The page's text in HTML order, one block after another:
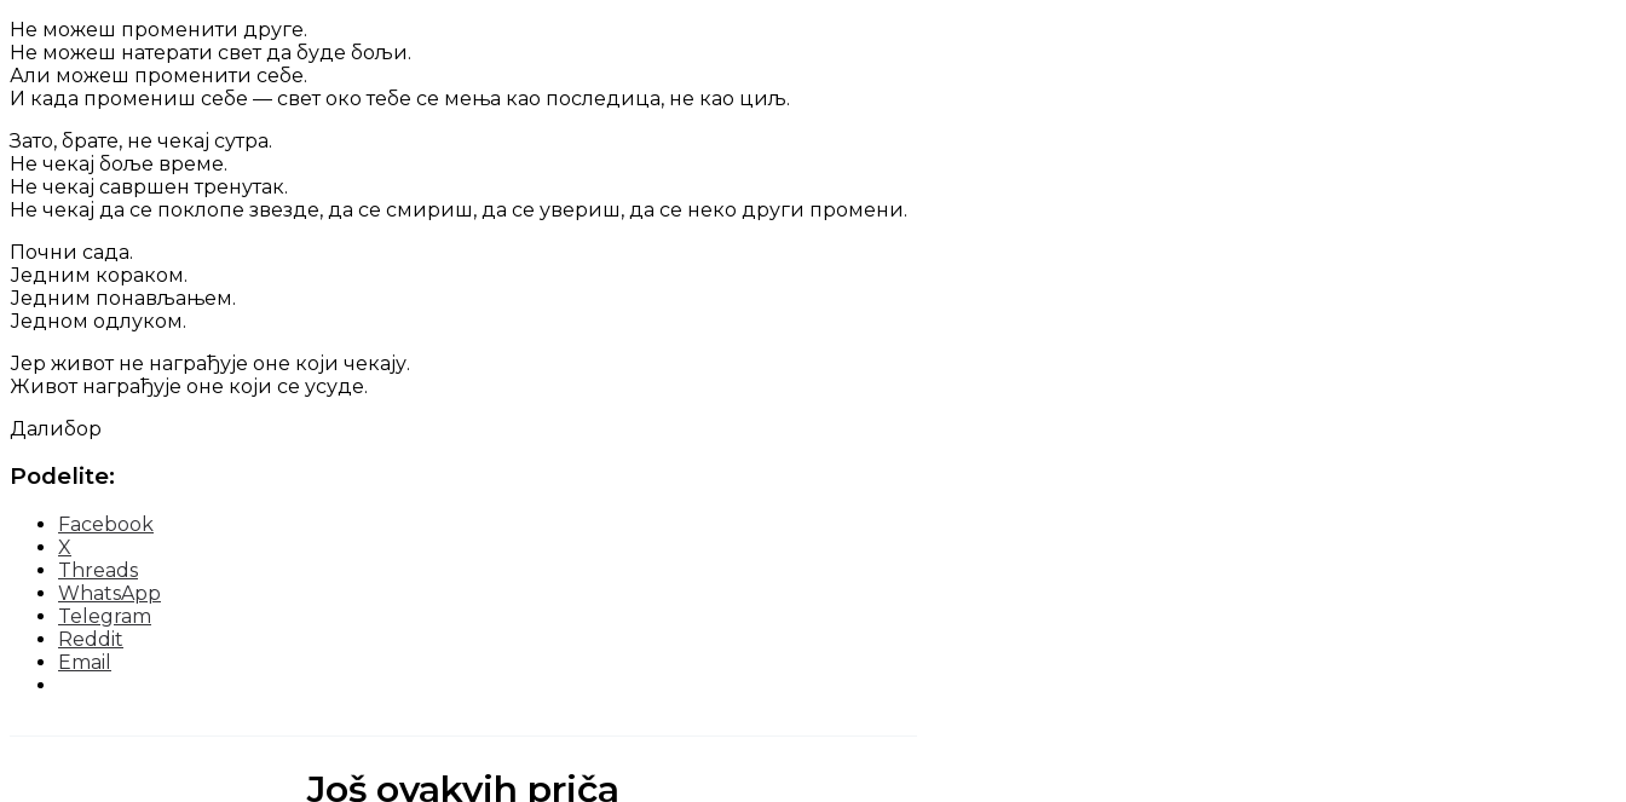
Не можеш променити друге.
Не можеш натерати свет да буде бољи.
Али можеш променити себе.
И када промениш себе — свет око тебе се мења као последица, не као циљ.
Зато, брате, не чекај сутра.
Не чекај боље време.
Не чекај савршен тренутак.
Не чекај да се поклопе звезде, да се смириш, да се увериш, да се неко други промени.
Почни сада.
Једним кораком.
Једним понављањем.
Једном одлуком.
Јер живот не награђује оне који чекају.
Живот награђује оне који се усуде.
Далибор
Podelite:
Facebook
X
Threads
WhatsApp
Telegram
Reddit
Email
Još ovakvih priča